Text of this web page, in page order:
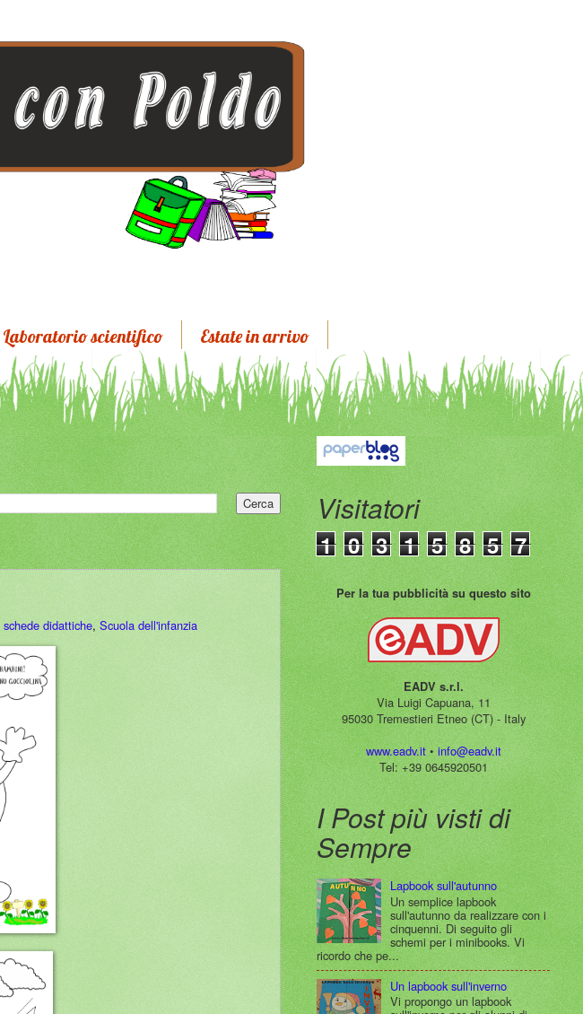
Laboratorio scientifico Estate in arrivo
schede didattiche, Scuola dell'infanzia
Visitatori
1 0 3 1 5 8 5 7
Per la tua pubblicità su questo sito
EADV s.r.l.
Via Luigi Capuana, 11
95030 Tremestieri Etneo (CT) - Italy
www.eadv.it•info@eadv.it
Tel: +39 0645920501
I Post più visti di
Sempre
Lapbook sull'autunno
Un semplice lapbook
sull'autunno da realizzare con i
cinquenni. Di seguito gli
schemi per i minibooks. Vi
ricordo che pe...
Un lapbook sull'inverno
Vi propongo un lapbook